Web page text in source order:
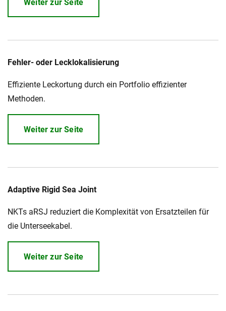
Weiter zur Seite
Fehler- oder Lecklokalisierung
Effiziente Leckortung durch ein Portfolio effizienter
Methoden.
Weiter zur Seite
Adaptive Rigid Sea Joint
NKTs aRSJ reduziert die Komplexität von Ersatzteilen für
die Unterseekabel.
Weiter zur Seite